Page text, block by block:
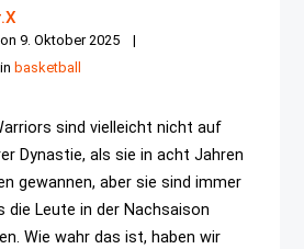
on9. Oktober 2025
basketball
sind vielleicht nicht auf
Dynastie, als sie in acht Jahren
gewannen, aber sie sind immer
die Leute in der Nachsaison
Wie wahr das ist, haben wir